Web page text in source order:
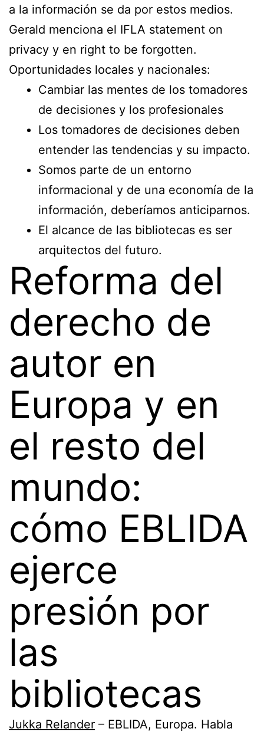
a la información se da por estos medios.
Gerald menciona el IFLA statement on
privacy y en right to be forgotten.
Oportunidades locales y nacionales:
Cambiar las mentes de los tomadores
de decisiones y los profesionales
Los tomadores de decisiones deben
entender las tendencias y su impacto.
Somos parte de un entorno
informacional y de una economía de la
información, deberíamos anticiparnos.
El alcance de las bibliotecas es ser
arquitectos del futuro.
Reforma del
derecho de
autor en
Europa y en
el resto del
mundo:
cómo EBLIDA
ejerce
presión por
las
bibliotecas
Jukka Relander – EBLIDA, Europa. Habla